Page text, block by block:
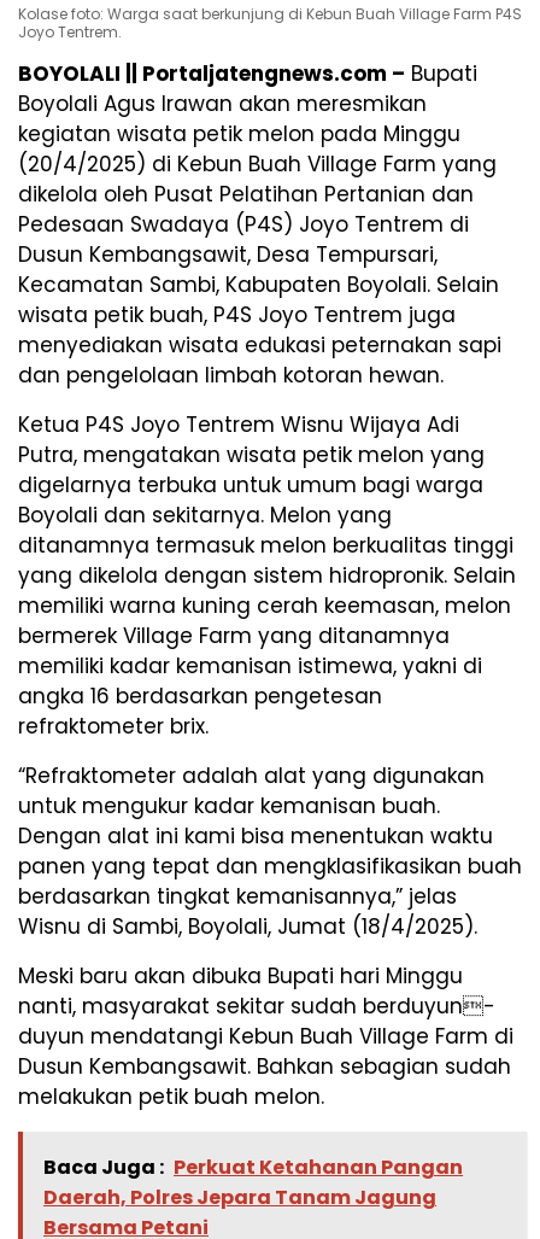
Kolase foto: Warga saat berkunjung di Kebun Buah Village Farm P4S
Joyo Tentrem.
BOYOLALI || Portaljatengnews.com – Bupati
Boyolali Agus Irawan akan meresmikan
kegiatan wisata petik melon pada Minggu
(20/4/2025) di Kebun Buah Village Farm yang
dikelola oleh Pusat Pelatihan Pertanian dan
Pedesaan Swadaya (P4S) Joyo Tentrem di
Dusun Kembangsawit, Desa Tempursari,
Kecamatan Sambi, Kabupaten Boyolali. Selain
wisata petik buah, P4S Joyo Tentrem juga
menyediakan wisata edukasi peternakan sapi
dan pengelolaan limbah kotoran hewan.
Ketua P4S Joyo Tentrem Wisnu Wijaya Adi
Putra, mengatakan wisata petik melon yang
digelarnya terbuka untuk umum bagi warga
Boyolali dan sekitarnya. Melon yang
ditanamnya termasuk melon berkualitas tinggi
yang dikelola dengan sistem hidropronik. Selain
memiliki warna kuning cerah keemasan, melon
bermerek Village Farm yang ditanamnya
memiliki kadar kemanisan istimewa, yakni di
angka 16 berdasarkan pengetesan
refraktometer brix.
“Refraktometer adalah alat yang digunakan
untuk mengukur kadar kemanisan buah.
Dengan alat ini kami bisa menentukan waktu
panen yang tepat dan mengklasifikasikan buah
berdasarkan tingkat kemanisannya,” jelas
Wisnu di Sambi, Boyolali, Jumat (18/4/2025).
Meski baru akan dibuka Bupati hari Minggu
nanti, masyarakat sekitar sudah berduyun-
duyun mendatangi Kebun Buah Village Farm di
Dusun Kembangsawit. Bahkan sebagian sudah
melakukan petik buah melon.
Baca Juga : Perkuat Ketahanan Pangan
Daerah, Polres Jepara Tanam Jagung
Bersama Petani